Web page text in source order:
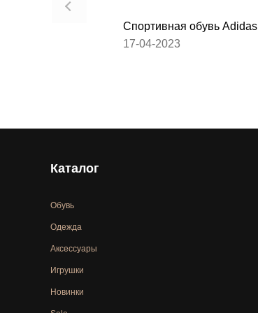
Спортивная обувь Adidas
17-04-2023
Каталог
Обувь
Одежда
Аксессуары
Игрушки
Новинки